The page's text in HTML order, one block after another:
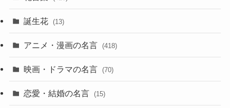
誕生花 (13)
アニメ・漫画の名言 (418)
映画・ドラマの名言 (70)
恋愛・結婚の名言 (15)